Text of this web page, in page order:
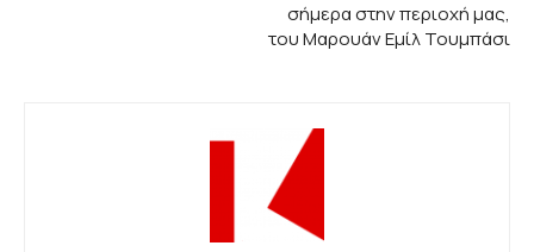
σήμερα στην περιοχή μας,
του Μαρουάν Εμίλ Τουμπάσι